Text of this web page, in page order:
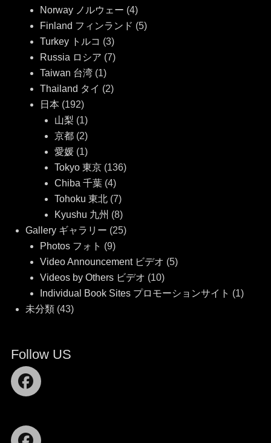
Norway ノルウェー (4)
Finland フィンランド (5)
Turkey トルコ (3)
Russia ロシア (7)
Taiwan 台湾(1)
Thailand タイ (2)
日本 (192)
山梨 (1)
京都(2)
愛媛(1)
Tokyo 東京(136)
Chiba 千葉(4)
Tohoku 東北(7)
Kyushu 九州 (8)
Gallery ギャラリー (25)
Photos フォト (9)
Video Announcement ビデオ (5)
Videos by Others ビデオ (10)
Individual Book Sites プロモーションサイト (1)
未分類(43)
Follow US
Facebook
Facebook